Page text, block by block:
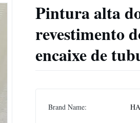
Pintura alta
revestimento
encaixe de
Brand Name: